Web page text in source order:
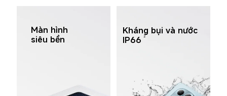
Màn hình
siêu bền
Kháng bụi và nước
IP66 2